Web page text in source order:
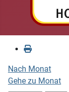
Nach Monat
Gehe zu Monat